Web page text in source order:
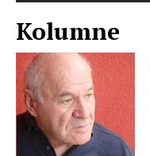
Kolumne